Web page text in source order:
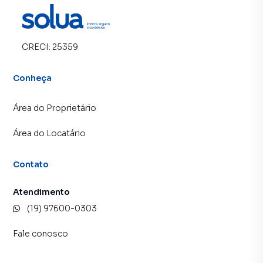
CRECI: 25359
Conheça
Área do Proprietário
Área do Locatário
Contato
Atendimento
(19) 97600-0303
Fale conosco